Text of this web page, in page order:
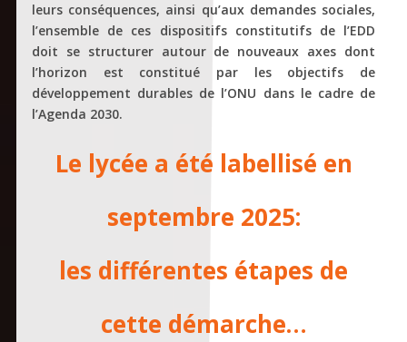
leurs conséquences, ainsi qu’aux demandes sociales,
l’ensemble de ces dispositifs constitutifs de l’EDD
doit se structurer autour de nouveaux axes dont
l’horizon est constitué par les objectifs de
développement durables de l’ONU dans le cadre de
l’Agenda 2030.
Le lycée a été labellisé en
septembre 2025:
les différentes étapes de
cette démarche…